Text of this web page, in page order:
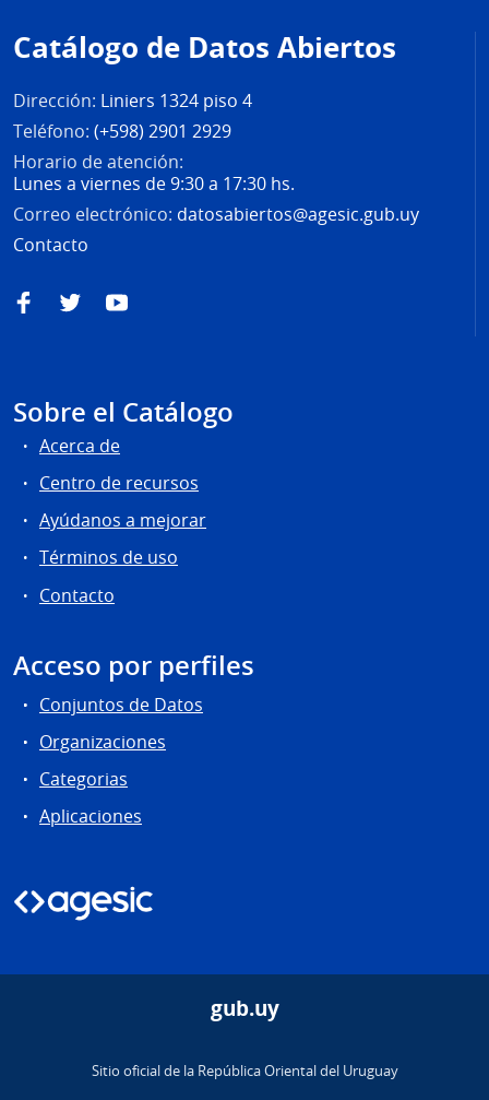
de
página
Catálogo de Datos Abiertos
Dirección: Liniers 1324 piso 4
Teléfono: (+598) 2901 2929
Horario de atención:
Lunes a viernes de 9:30 a 17:30 hs.
Correo electrónico: datosabiertos@agesic.gub.uy
Contacto
FacebookTwitterYouTube
Sobre el Catálogo
Acerca de
Centro de recursos
Ayúdanos a mejorar
Términos de uso
Contacto
Acceso por perfiles
Conjuntos de Datos
Organizaciones
Categorias
Aplicaciones
gub.uy
Sitio oficial de la República Oriental del Uruguay